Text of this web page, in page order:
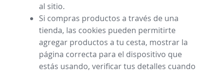
al sitio.
Si compras productos a través de una
tienda, las cookies pueden permitirte
agregar productos a tu cesta, mostrar la
página correcta para el dispositivo que
estás usando, verificar tus detalles cuando